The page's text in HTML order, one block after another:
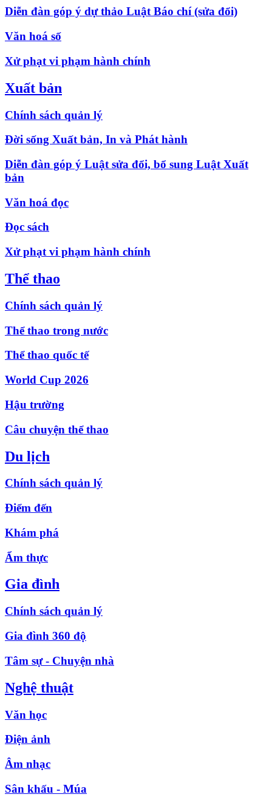
Diễn đàn góp ý dự thảo Luật Báo chí (sửa đổi)
Văn hoá số
Xử phạt vi phạm hành chính
Xuất bản
Chính sách quản lý
Đời sống Xuất bản, In và Phát hành
Diễn đàn góp ý Luật sửa đổi, bổ sung Luật Xuất
bản
Văn hoá đọc
Đọc sách
Xử phạt vi phạm hành chính
Thể thao
Chính sách quản lý
Thể thao trong nước
Thể thao quốc tế
World Cup 2026
Hậu trường
Câu chuyện thể thao
Du lịch
Chính sách quản lý
Điểm đến
Khám phá
Ẩm thực
Gia đình
Chính sách quản lý
Gia đình 360 độ
Tâm sự - Chuyện nhà
Nghệ thuật
Văn học
Điện ảnh
Âm nhạc
Sân khấu - Múa